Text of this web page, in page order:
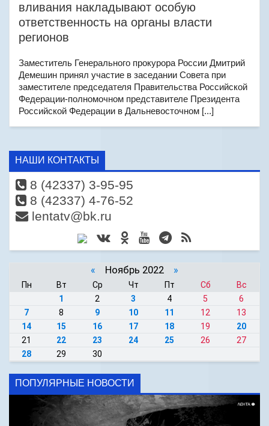
вливания накладывают особую
ответственность на органы власти
регионов
Заместитель Генерального прокурора России Дмитрий
Демешин принял участие в заседании Совета при
заместителе председателя Правительства Российской
Федерации-полномочном представителе Президента
Российской Федерации в Дальневосточном [...]
НАШИ КОНТАКТЫ
8 (42337) 3-95-95
8 (42337) 4-76-52
lentatv@bk.ru
« Ноябрь 2022 »
Пн Вт Ср Чт Пт Сб
Вс
1
2 3 4 5
6
7
8 9 10 11 12
13
14
15 16 17 18 19
20
21
22 23 24 25 26
27
28
29 30
ПОПУЛЯРНЫЕ НОВОСТИ